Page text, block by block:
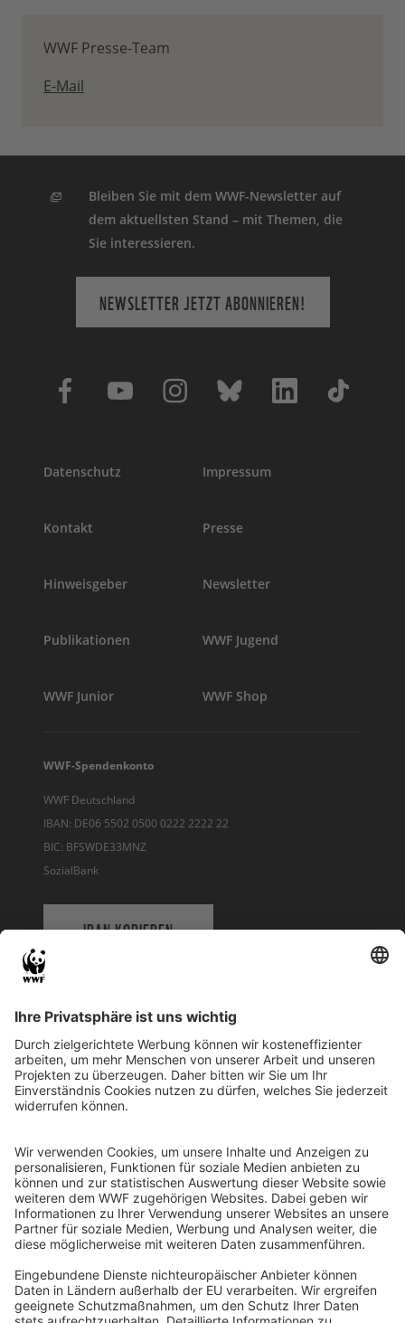
WWF Presse-Team
E-Mail
Bleiben Sie mit dem WWF-Newsletter auf
dem aktuellsten Stand – mit Themen, die
Sie interessieren.
NEWSLETTER JETZT ABONNIEREN!
Datenschutz Impressum
Kontakt Presse
Hinweisgeber Newsletter
Publikationen WWF Jugend
WWF Junior WWF Shop
WWF-Spendenkonto
WWF Deutschland
IBAN: DE06 5502 0500 0222 2222 22
BIC: BFSWDE33MNZ
SozialBank
IBAN KOPIEREN
WWF Deutschland
Reinhardtstr. 18
10117 Berlin
Ihre Spende kann steuerlich geltend gemacht werden
Registriert als Stiftung WWF Deutschland, Senatsverwaltung für
Justiz Berlin, Az: 3416/976/2
Umsatzsteuer-Identifikationsnummer: DE 114236103
Freistellungsbescheid: Als gemeinnützige Körperschaft befreit
von der Körperschaftssteuer gem. §5 I 9 KStg. unter der
Steuernummer 27/641/09321